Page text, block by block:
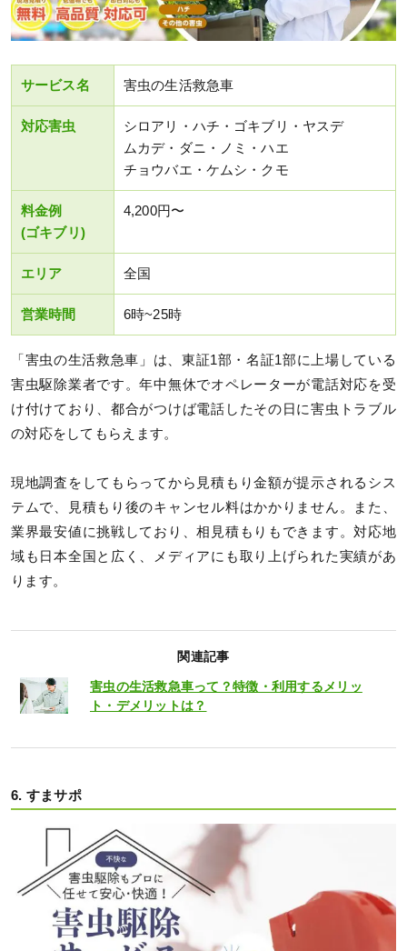
サービス名 害虫の生活救急車
対応害虫
シロアリ・ハチ・ゴキブリ・ヤスデ
ムカデ・ダニ・ノミ・ハエ
チョウバエ・ケムシ・クモ
料金例
(ゴキブリ)
4,200円〜
エリア 全国
営業時間 6時~25時
「害虫の生活救急車」は、東証1部・名証1部に上場している
害虫駆除業者です。年中無休でオペレーターが電話対応を受
け付けており、都合がつけば電話したその日に害虫トラブル
の対応をしてもらえます。
現地調査をしてもらってから見積もり金額が提示されるシス
テムで、見積もり後のキャンセル料はかかりません。また、
業界最安値に挑戦しており、相見積もりもできます。対応地
域も日本全国と広く、メディアにも取り上げられた実績があ
ります。
関連記事
害虫の生活救急車って？特徴・利用するメリッ
ト・デメリットは？
6. すまサポ